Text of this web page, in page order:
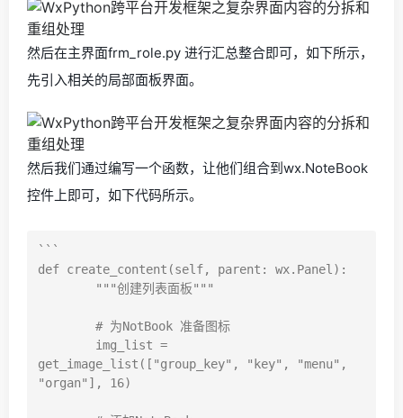
然后在主界面frm_role.py 进行汇总整合即可，如下所示，
先引入相关的局部面板界面。
然后我们通过编写一个函数，让他们组合到wx.NoteBook
控件上即可，如下代码所示。
```
def create_content(self, parent: wx.Panel):
get_image_list(["group_key", "key", "menu",
"organ"], 16)